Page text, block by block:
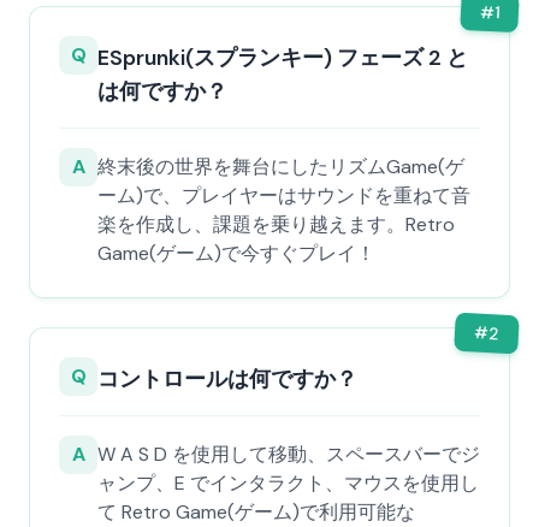
#1
Q ESprunki(スプランキー) フェーズ 2 と
は何ですか？
A 終末後の世界を舞台にしたリズムGame(ゲ
ーム)で、プレイヤーはサウンドを重ねて音
楽を作成し、課題を乗り越えます。Retro
Game(ゲーム)で今すぐプレイ！
#2
Q コントロールは何ですか？
A W A S D を使用して移動、スペースバーでジ
ャンプ、E でインタラクト、マウスを使用し
て Retro Game(ゲーム)で利用可能な